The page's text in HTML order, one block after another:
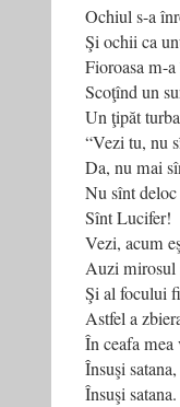
Ochiul s-a
Şi ochii ca
Fioroasa m-
Scoţînd un
Un ţipăt
“Vezi tu, nu
Da, nu mai
Nu sînt
Sînt Lucifer!
Vezi, acum
Auzi mirosul
Şi al focului
Astfel a
În ceafa mea
Însuşi satana,
Însuşi satana.